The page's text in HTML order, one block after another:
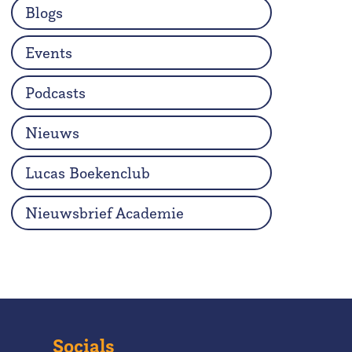
Blogs
Events
Podcasts
Nieuws
Lucas Boekenclub
Nieuwsbrief Academie
Socials